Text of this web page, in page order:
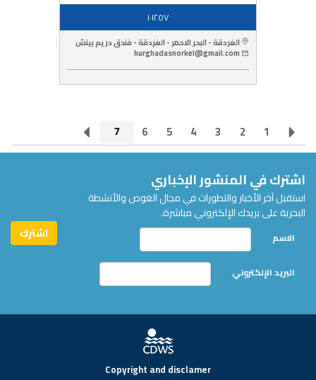
١٠١٢٥٧
الغردقة - البحر الاحمر - الغردقة - فندق دريم بينش
hurghadasnorkel@gmail.com
1
2
3
4
5
6
7
اشترك في المنشور الإخباري
استقبل آخر الأخبار والتطورات في مجال الغوص والأنشطة
البحرية على بريدك الإلكتروني مباشرة.
الاسم
البريد الإلكتروني
Copyright and disclamer